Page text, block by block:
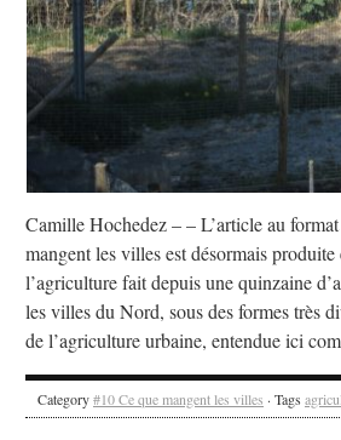
Camille Hochedez – – L’article au
mangent les villes est désormais
l’agriculture fait depuis une quinzaine
les villes du Nord, sous des formes très
de l’agriculture urbaine, entendue ici
Category#10 Ce que mangent les villes · Tags